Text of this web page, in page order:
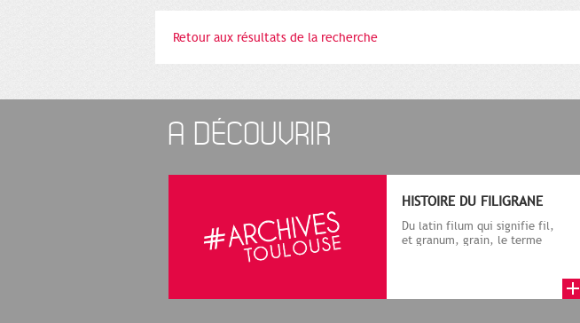
Retour aux résultats de la recherche
A DÉCOUVRIR
HISTOIRE DU FILIGRANE
Du latin filum qui signifie fil,
et granum, grain, le terme